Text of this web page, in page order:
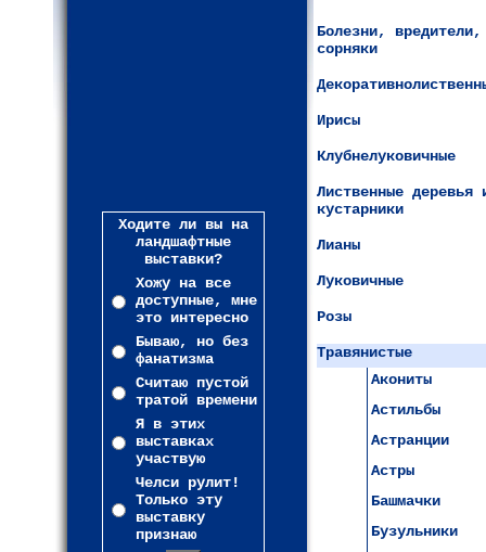
Ходите ли вы на
ландшафтные
выставки?
Хожу на все
доступные, мне
это интересно
Бываю, но без
фанатизма
Считаю пустой
тратой времени
Я в этих
выставках
участвую
Челси рулит!
Только эту
выставку
признаю
Болезни, вредители,
сорняки
Ирисы
Клубнелуковичные
Лиственные деревья
кустарники
Лианы
Луковичные
Розы
Травянистые
Акониты
Астильбы
Астранции
Астры
Башмачки
Бузульники